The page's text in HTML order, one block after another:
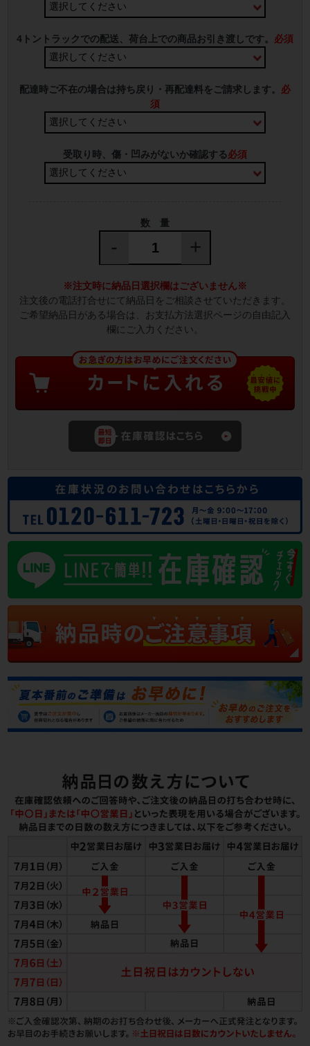
4トントラックでの配送、荷台上での商品お引き渡しです。 必須
配達時ご不在の場合は持ち戻り・再配達料をご請求します。 必
須
受取り時、傷・凹みがないか確認する必須
数 量
- +
※注文時に納品日選択欄はございません※
注文後の電話打合せにて納品日をご相談させていただきます。
ご希望納品日がある場合は、お支払方法選択ページの自由記入
欄にご入力ください。